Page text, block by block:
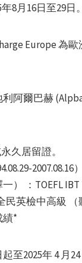
年8月16日至29日。
Europe 為
阿爾巴赫
久居留證。
2007.08.16）
） ：TOEFL IBT
民英檢中高級
績*
至2025年 4 月24